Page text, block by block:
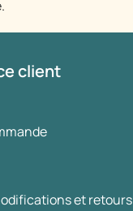
client
et retours